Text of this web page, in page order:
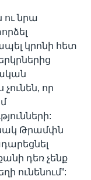
ու նրա
կրոնի հետ
որ
Թրամփն
դեռ չենք
ունենում”: